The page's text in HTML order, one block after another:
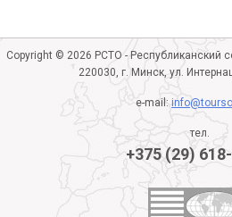
Copyright © 2026 РСТО - Республиканский
220030, г. Минск, ул.
e-mail:
тел.
+375 (29)